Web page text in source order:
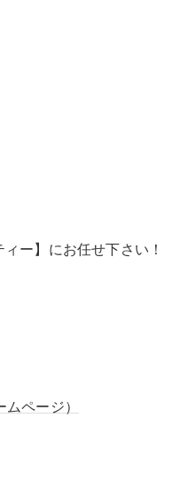
ー】にお任せ下さい！
ページ）